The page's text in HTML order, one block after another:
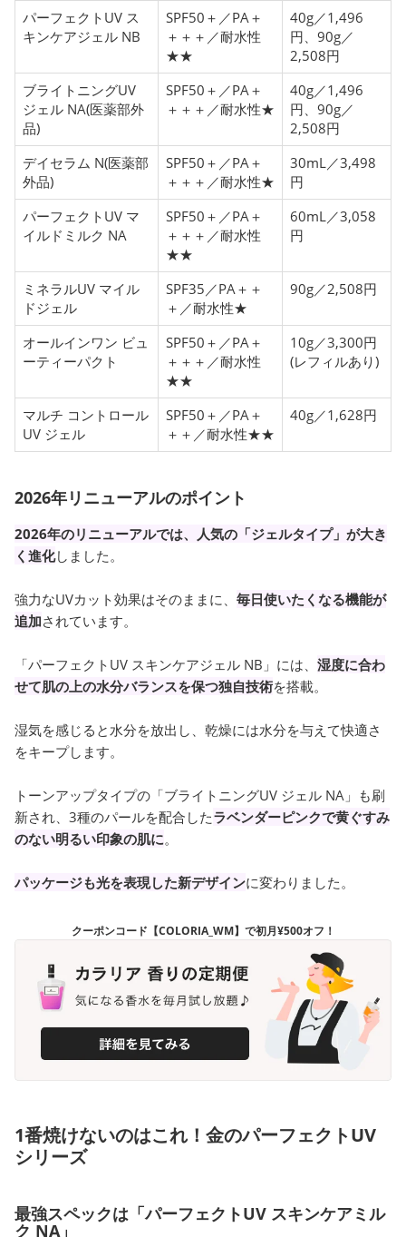
パーフェクトUV ス
キンケアジェル NB
SPF50＋／PA＋
＋＋＋／耐水性
★★
40g／1,496
円、90g／
2,508円
ブライトニングUV
ジェル NA(医薬部外
品)
SPF50＋／PA＋
＋＋＋／耐水性★
40g／1,496
円、90g／
2,508円
デイセラム N(医薬部
外品)
SPF50＋／PA＋
＋＋＋／耐水性★
30mL／3,498
円
パーフェクトUV マ
イルドミルク NA
SPF50＋／PA＋
＋＋＋／耐水性
★★
60mL／3,058
円
ミネラルUV マイル
ドジェル
SPF35／PA＋＋
＋／耐水性★
90g／2,508円
オールインワン ビュ
ーティーパクト
SPF50＋／PA＋
＋＋＋／耐水性
★★
10g／3,300円
(レフィルあり)
マルチ コントロール
UV ジェル
SPF50＋／PA＋
＋＋／耐水性★★
40g／1,628円
2026年リニューアルのポイント
2026年のリニューアルでは、人気の「ジェルタイプ」が大き
く進化しました。
強力なUVカット効果はそのままに、 毎日使いたくなる機能が
追加されています。
「パーフェクトUV スキンケアジェル NB」には、 湿度に合わ
せて肌の上の水分バランスを保つ独自技術を搭載。
湿気を感じると水分を放出し、乾燥には水分を与えて快適さ
をキープします。
トーンアップタイプの「ブライトニングUV ジェル NA」も刷
新され、3種のパールを配合したラベンダーピンクで黄ぐすみ
のない明るい印象の肌に。
パッケージも光を表現した新デザインに変わりました。
クーポンコード【COLORIA_WM】で初月¥500オフ！
1番焼けないのはこれ！金のパーフェクトUV
シリーズ
最強スペックは「パーフェクトUV スキンケアミル
ク NA」